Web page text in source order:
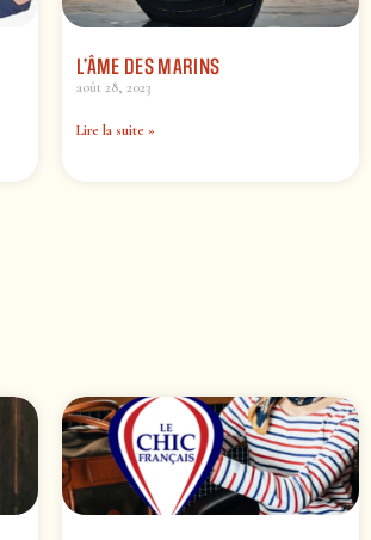
L’ÂME DES MARINS
août 28, 2023
Lire la suite »